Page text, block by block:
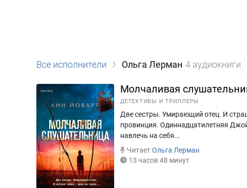
Все исполнители Ольга Лерман 4 аудиокниги
Молчаливая
ДЕТЕКТИВЫ И ТРИЛЛЕРЫ
Две сестры. Умирающий отец. И
провинция. Одиннадцатилетняя
навлечь на себя...
ЧитаетОльга Лерман
13 часов 48 минут